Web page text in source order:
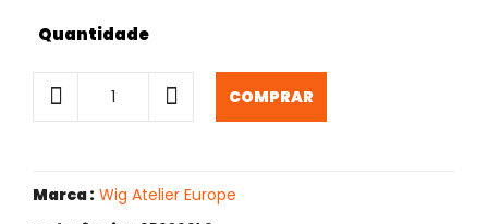
Quantidade
COMPRAR
Marca : Wig Atelier Europe